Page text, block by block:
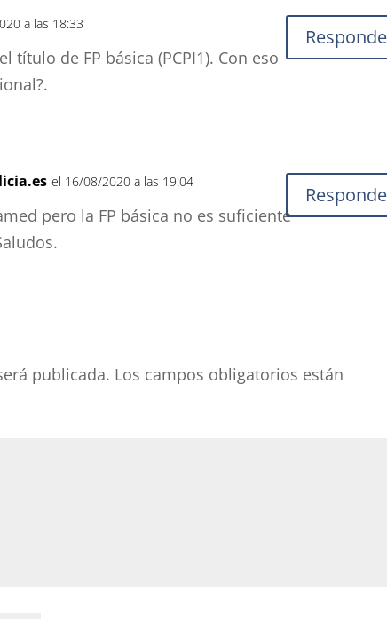
a las 18:33
título de FP básica (PCPI1). Con eso
el 16/08/2020 a las 19:04
pero la FP básica no es suficiente
publicada. Los campos obligatorios están